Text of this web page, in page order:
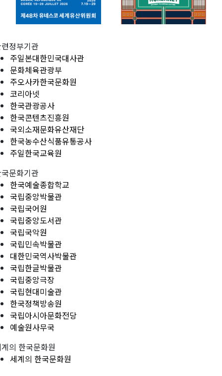
정부기관
주일본대한민국대사관
문화체육관광부
주오사카한국문화원
코리아넷
한국관광공사
한국콘텐츠진흥원
국외소재문화유산재단
한국농수산식품유통공사
주일한국교육원
문화기관
한국예술종합학교
국립중앙박물관
국립국어원
국립중앙도서관
국립국악원
국립민속박물관
대한민국역사박물관
국립한글박물관
국립중앙극장
국립현대미술관
한국정책방송원
국립아시아문화전당
예술원사무국
의 한국문화원
세계의 한국문화원